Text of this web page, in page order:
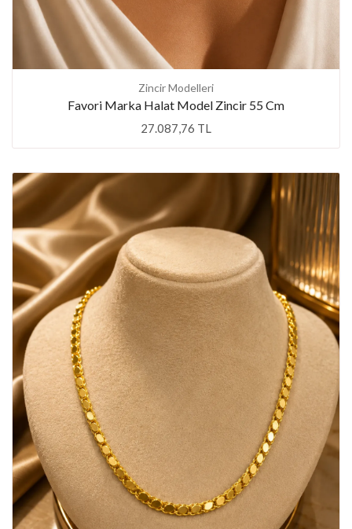
Zincir Modelleri
Favori Marka Halat Model Zincir 55 Cm
27.087,76 TL